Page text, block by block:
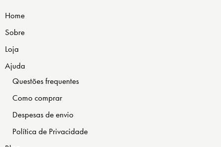
Home
Sobre
Loja
Ajuda
Questões frequentes
Como comprar
Despesas de envio
Política de Privacidade